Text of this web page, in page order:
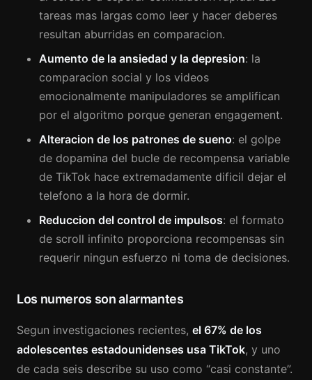
tareas mas largas como leer y hacer deberes
resultan aburridas en comparacion.
Aumento de la ansiedad y la depresion: la
comparacion social y los videos
emocionalmente manipuladores se amplifican
por el algoritmo porque generan engagement.
Alteracion de los patrones de sueno: el golpe
de dopamina del bucle de recompensa variable
de TikTok hace extremadamente dificil dejar el
telefono a la hora de dormir.
Reduccion del control de impulsos: el formato
de scroll infinito proporciona recompensas sin
requerir ningun esfuerzo ni toma de decisiones.
Los numeros son alarmantes
Segun investigaciones recientes, el 67% de los
adolescentes estadounidenses usa TikTok, y uno
de cada seis describe su uso como “casi constante”.